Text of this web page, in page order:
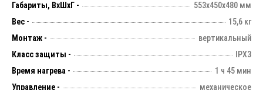
Габариты, ВхШхГ -
553х450х480 мм
Вес -
15,6 кг
Монтаж -
вертикальный
Класс защиты -
IPX3
Время нагрева -
1 ч 45 мин
Управление -
механическое